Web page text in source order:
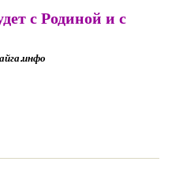
с Родиной и с